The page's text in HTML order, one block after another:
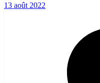
13 août 2022